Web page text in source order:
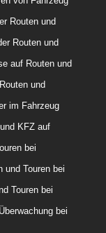
Routen und
Routen und
auf Routen und
und
im Fahrzeug
KFZ auf
bei
und Touren bei
Touren bei
bei